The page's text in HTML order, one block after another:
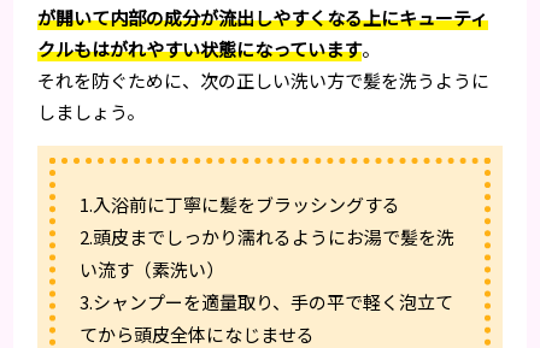
が開いて内部の成分が流出しやすくなる上にキューティ
クルもはがれやすい状態になっています。
それを防ぐために、次の正しい洗い方で髪を洗うように
しましょう。
1.入浴前に丁寧に髪をブラッシングする
2.頭皮までしっかり濡れるようにお湯で髪を洗
い流す（素洗い）
3.シャンプーを適量取り、手の平で軽く泡立て
てから頭皮全体になじませる